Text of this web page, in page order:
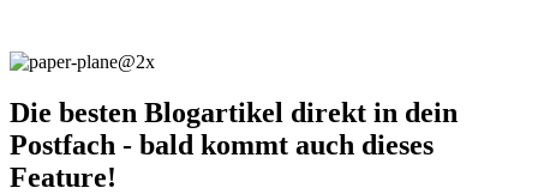
Die besten Blogartikel direkt in dein
Postfach - bald kommt auch dieses
Feature!